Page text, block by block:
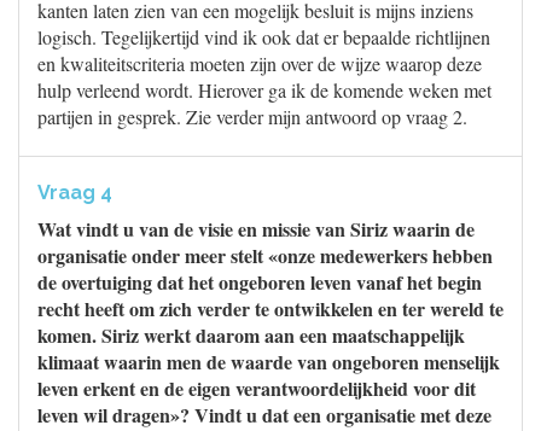
kanten laten zien van een mogelijk besluit is mijns inziens
logisch. Tegelijkertijd vind ik ook dat er bepaalde richtlijnen
en kwaliteitscriteria moeten zijn over de wijze waarop deze
hulp verleend wordt. Hierover ga ik de komende weken met
partijen in gesprek. Zie verder mijn antwoord op vraag 2.
Vraag 4
Wat vindt u van de visie en missie van Siriz waarin de
organisatie onder meer stelt «onze medewerkers hebben
de overtuiging dat het ongeboren leven vanaf het begin
recht heeft om zich verder te ontwikkelen en ter wereld te
komen. Siriz werkt daarom aan een maatschappelijk
klimaat waarin men de waarde van ongeboren menselijk
leven erkent en de eigen verantwoordelijkheid voor dit
leven wil dragen»? Vindt u dat een organisatie met deze